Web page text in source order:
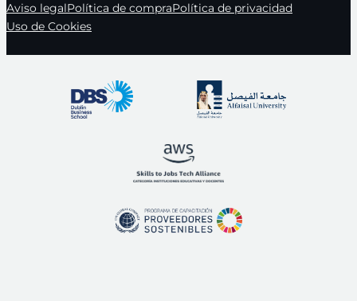
Aviso legalPolítica de compraPolítica de privacidad
Uso de Cookies